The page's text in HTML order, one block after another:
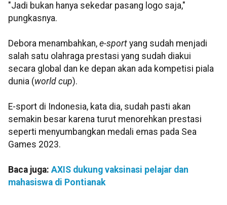
"Jadi bukan hanya sekedar pasang logo saja,"
pungkasnya.
Debora menambahkan, e-sport yang sudah menjadi
salah satu olahraga prestasi yang sudah diakui
secara global dan ke depan akan ada kompetisi piala
dunia (world cup).
E-sport di Indonesia, kata dia, sudah pasti akan
semakin besar karena turut menorehkan prestasi
seperti menyumbangkan medali emas pada Sea
Games 2023.
Baca juga: AXIS dukung vaksinasi pelajar dan
mahasiswa di Pontianak